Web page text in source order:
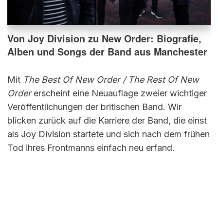
Von Joy Division zu New Order: Biografie,
Alben und Songs der Band aus Manchester
Mit The Best Of New Order / The Rest Of New
Ordererscheint eine Neuauflage zweier wichtiger
Veröffentlichungen der britischen Band. Wir
blicken zurück auf die Karriere der Band, die einst
als Joy Division startete und sich nach dem frühen
Tod ihres Frontmanns einfach neu erfand.